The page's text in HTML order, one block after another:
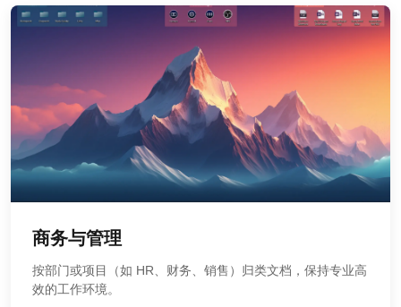
商务与管理
按部门或项目（如 HR、财务、销售）归类文档，保持专业高
效的工作环境。